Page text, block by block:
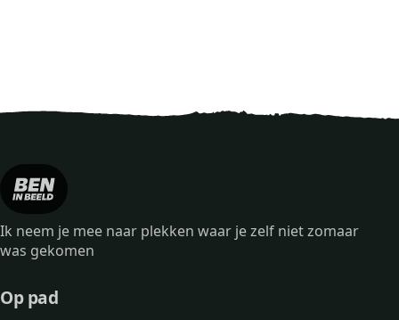
Ik neem je mee naar plekken waar je zelf niet zomaar
was gekomen
Op pad